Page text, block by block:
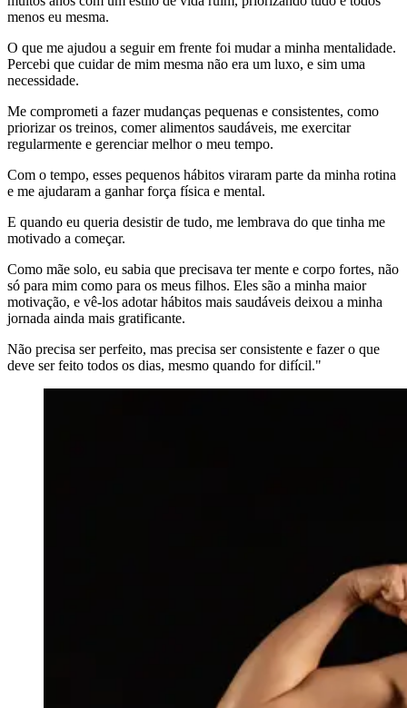
menos eu mesma.
O que me ajudou a seguir em frente foi mudar a minha mentalidade.
Percebi que cuidar de mim mesma não era um luxo, e sim uma
necessidade.
Me comprometi a fazer mudanças pequenas e consistentes, como
priorizar os treinos, comer alimentos saudáveis, me exercitar
regularmente e gerenciar melhor o meu tempo.
Com o tempo, esses pequenos hábitos viraram parte da minha rotina
e me ajudaram a ganhar força física e mental.
E quando eu queria desistir de tudo, me lembrava do que tinha me
motivado a começar.
Como mãe solo, eu sabia que precisava ter mente e corpo fortes, não
só para mim como para os meus filhos. Eles são a minha maior
motivação, e vê-los adotar hábitos mais saudáveis deixou a minha
jornada ainda mais gratificante.
Não precisa ser perfeito, mas precisa ser consistente e fazer o que
deve ser feito todos os dias, mesmo quando for difícil."